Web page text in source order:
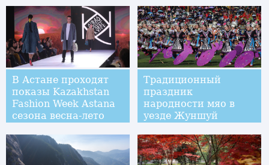
по деревьям
В Астане проходят
показы Kazakhstan
Fashion Week Astana
сезона весна-лето
Традиционный
праздник
народности мяо в
уезде Жуншуй